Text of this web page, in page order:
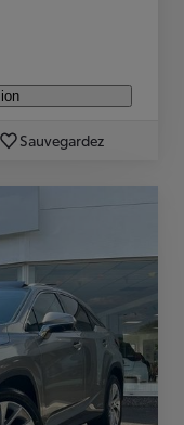
Sauvegardez